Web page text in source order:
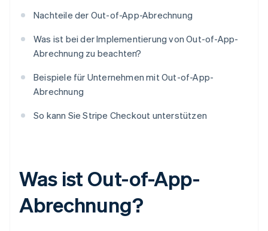
Nachteile der Out-of-App-Abrechnung
Was ist bei der Implementierung von Out-of-App-
Abrechnung zu beachten?
Beispiele für Unternehmen mit Out-of-App-
Abrechnung
So kann Sie Stripe Checkout unterstützen
Was ist Out-of-App-
Abrechnung?